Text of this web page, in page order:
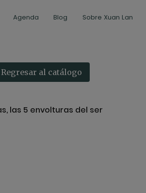
Agenda Blog Sobre Xuan Lan
Regresar al catálogo
las 5 envolturas del ser